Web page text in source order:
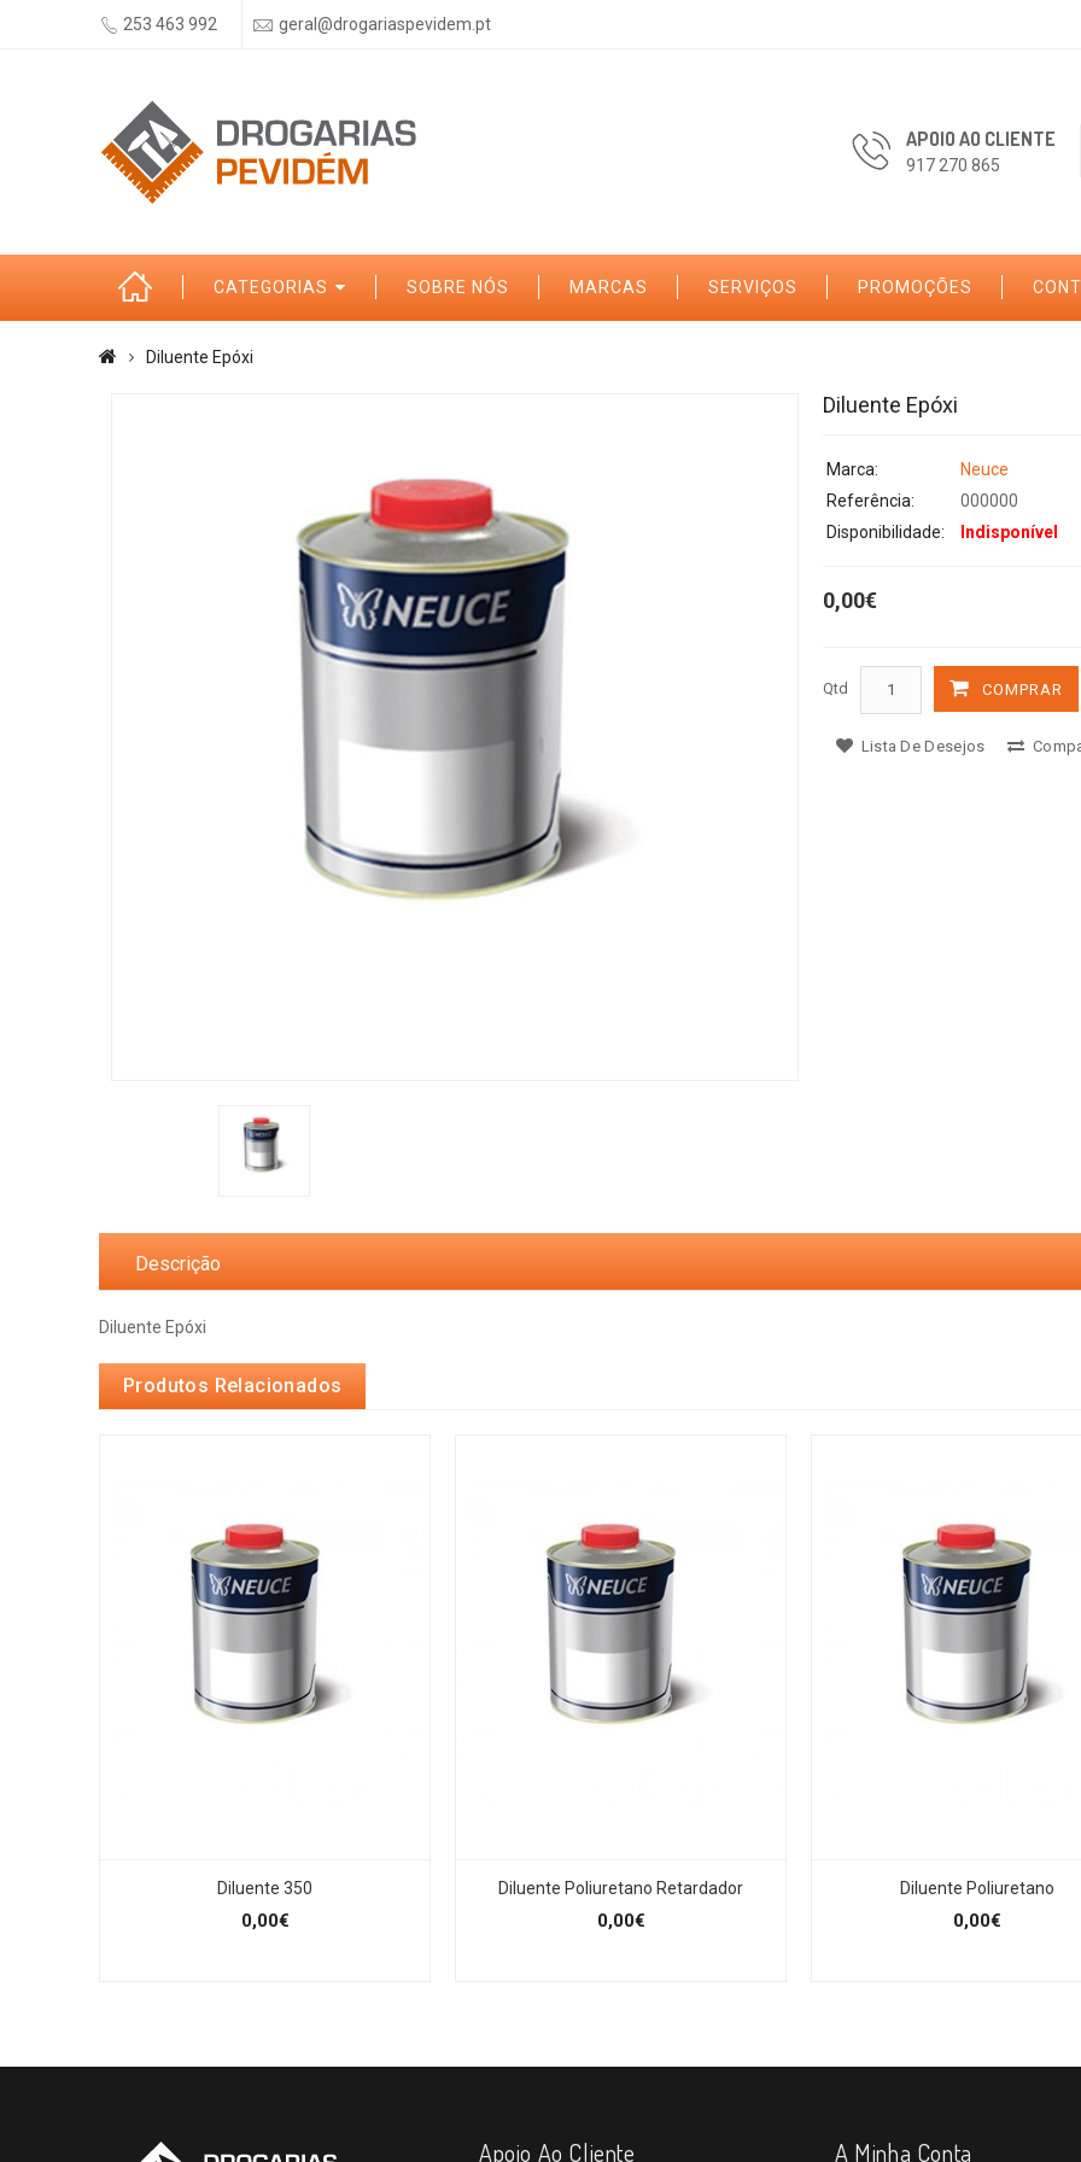
253 463 992 geral@drogariaspevidem.pt
APOIO AO CLIENTE
917 270 865
CATEGORIAS SOBRE NÓS MARCAS SERVIÇOS PROMOÇÕES
Diluente Epóxi
Diluente Epóxi
Marca:
Neuce
Referência:
000000
Disponibilidade:
Indisponível
0,00€
Qtd COMPRAR
Lista De Desejos
Descrição
Diluente Epóxi
Produtos Relacionados
Diluente 350
0,00€
Diluente Poliuretano Retardador
0,00€
Diluente Poliuretano
0,00€
Apoio Ao Cliente A Minha Conta